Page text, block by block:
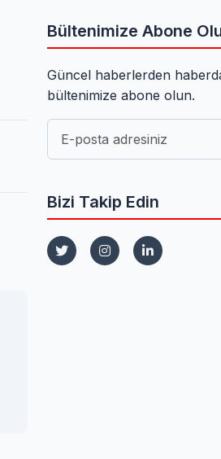
Bültenimize Abone
Güncel haberlerden
bültenimize abone olun.
Bizi Takip Edin